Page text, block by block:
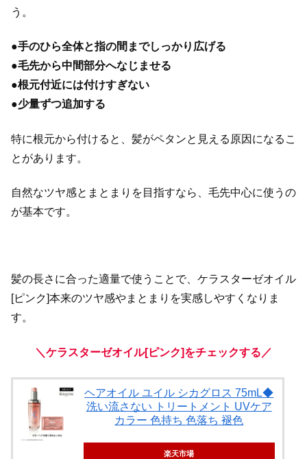
う。
●手のひら全体と指の間までしっかり広げる
●毛先から中間部分へなじませる
●根元付近には付けすぎない
●少量ずつ追加する
特に根元から付けると、髪がペタンと見える原因になるこ
とがあります。
自然なツヤ感とまとまりを目指すなら、毛先中心に使うの
が基本です。
髪の長さに合った適量で使うことで、ケラスターゼオイル
[ピンク]本来のツヤ感やまとまりを実感しやすくなりま
す。
＼ケラスターゼオイル[ピンク]をチェックする／
ヘアオイル ユイル シカグロス 75mL◆
洗い流さない トリートメント UVケア
カラー 色持ち 色落ち 褪色
楽天市場